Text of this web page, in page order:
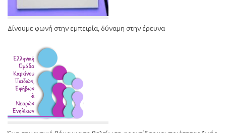
Δίνουμε φωνή στην εμπειρία, δύναμη στην έρευνα